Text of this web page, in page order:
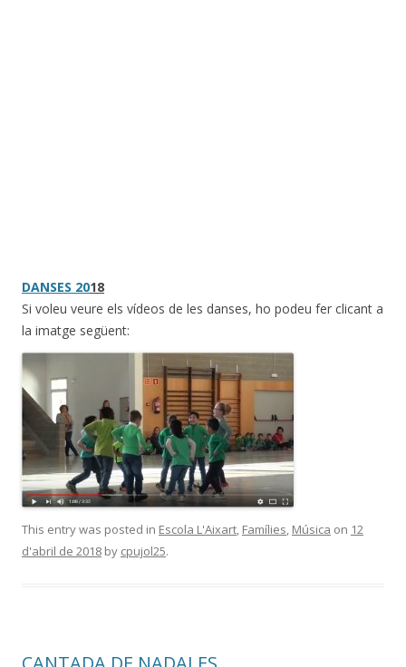
DANSES 2018
Si voleu veure els vídeos de les danses, ho podeu fer clicant a
la imatge següent:
This entry was posted in Escola L'Aixart, Famílies, Música on 12
d'abril de 2018 by cpujol25.